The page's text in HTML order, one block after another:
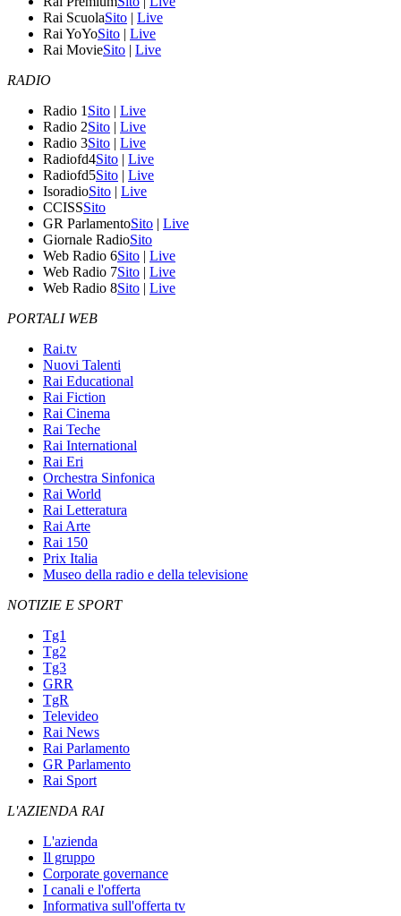
Rai ScuolaSito | Live
Rai YoYoSito | Live
Rai MovieSito | Live
RADIO
Radio 1 Sito | Live
Radio 2Sito | Live
Radio 3Sito | Live
Radiofd4Sito | Live
Radiofd5Sito | Live
IsoradioSito | Live
CCISSSito
GR ParlamentoSito | Live
Giornale RadioSito
Web Radio 6Sito | Live
Web Radio 7Sito | Live
Web Radio 8Sito | Live
PORTALI WEB
Rai.tv
Nuovi Talenti
Rai Educational
Rai Fiction
Rai Cinema
Rai Teche
Rai International
Rai Eri
Orchestra Sinfonica
Rai World
Rai Letteratura
Rai Arte
Rai 150
Prix Italia
Museo della radio e della televisione
NOTIZIE E SPORT
Tg1
Tg2
Tg3
GRR
TgR
Televideo
Rai News
Rai Parlamento
GR Parlamento
Rai Sport
L'AZIENDA RAI
L'azienda
Il gruppo
Corporate governance
I canali e l'offerta
Informativa sull'offerta tv